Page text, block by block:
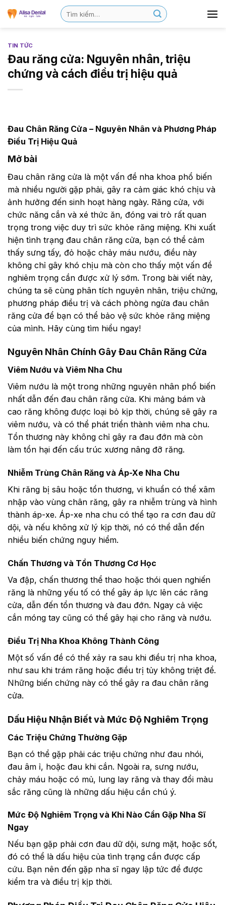
TIN TỨC
Đau răng cửa: Nguyên nhân, triệu
chứng và cách điều trị hiệu quả
Đau Chân Răng Cửa – Nguyên Nhân và Phương Pháp
Điều Trị Hiệu Quả
Mở bài
Đau chân răng cửa là một vấn đề nha khoa phổ biến
mà nhiều người gặp phải, gây ra cảm giác khó chịu và
ảnh hưởng đến sinh hoạt hàng ngày. Răng cửa, với
chức năng cắn và xé thức ăn, đóng vai trò rất quan
trọng trong việc duy trì sức khỏe răng miệng. Khi xuất
hiện tình trạng đau chân răng cửa, bạn có thể cảm
thấy sưng tấy, đỏ hoặc chảy máu nướu, điều này
không chỉ gây khó chịu mà còn cho thấy một vấn đề
nghiêm trọng cần được xử lý sớm. Trong bài viết này,
chúng ta sẽ cùng phân tích nguyên nhân, triệu chứng,
phương pháp điều trị và cách phòng ngừa đau chân
răng cửa để bạn có thể bảo vệ sức khỏe răng miệng
của mình. Hãy cùng tìm hiểu ngay!
Nguyên Nhân Chính Gây Đau Chân Răng Cửa
Viêm Nướu và Viêm Nha Chu
Viêm nướu là một trong những nguyên nhân phổ biến
nhất dẫn đến đau chân răng cửa. Khi mảng bám và
cao răng không được loại bỏ kịp thời, chúng sẽ gây ra
viêm nướu, và có thể phát triển thành viêm nha chu.
Tổn thương này không chỉ gây ra đau đớn mà còn
làm tổn hại đến cấu trúc xương nâng đỡ răng.
Nhiễm Trùng Chân Răng và Áp-Xe Nha Chu
Khi răng bị sâu hoặc tổn thương, vi khuẩn có thể xâm
nhập vào vùng chân răng, gây ra nhiễm trùng và hình
thành áp-xe. Áp-xe nha chu có thể tạo ra cơn đau dữ
dội, và nếu không xử lý kịp thời, nó có thể dẫn đến
nhiều biến chứng nguy hiểm.
Chấn Thương và Tổn Thương Cơ Học
Va đập, chấn thương thể thao hoặc thói quen nghiến
răng là những yếu tố có thể gây áp lực lên các răng
cửa, dẫn đến tổn thương và đau đớn. Ngay cả việc
cắn móng tay cũng có thể gây hại cho răng và nướu.
Điều Trị Nha Khoa Không Thành Công
Một số vấn đề có thể xảy ra sau khi điều trị nha khoa,
như sau khi trám răng hoặc điều trị tủy không triệt để.
Những biến chứng này có thể gây ra đau chân răng
cửa.
Dấu Hiệu Nhận Biết và Mức Độ Nghiêm Trọng
Các Triệu Chứng Thường Gặp
Bạn có thể gặp phải các triệu chứng như đau nhói,
đau âm ỉ, hoặc đau khi cắn. Ngoài ra, sưng nướu,
chảy máu hoặc có mủ, lung lay răng và thay đổi màu
sắc răng cũng là những dấu hiệu cần chú ý.
Mức Độ Nghiêm Trọng và Khi Nào Cần Gặp Nha Sĩ
Ngay
Nếu bạn gặp phải cơn đau dữ dội, sưng mặt, hoặc sốt,
đó có thể là dấu hiệu của tình trạng cần được cấp
cứu. Bạn nên đến gặp nha sĩ ngay lập tức để được
kiểm tra và điều trị kịp thời.